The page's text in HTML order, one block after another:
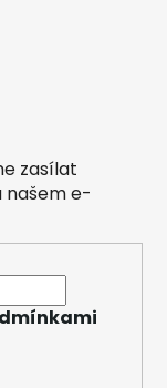
zasílat
e-